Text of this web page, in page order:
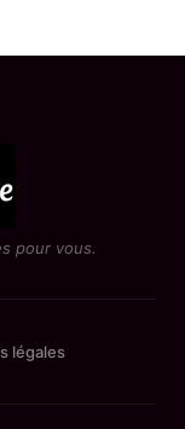
pour vous.
légales